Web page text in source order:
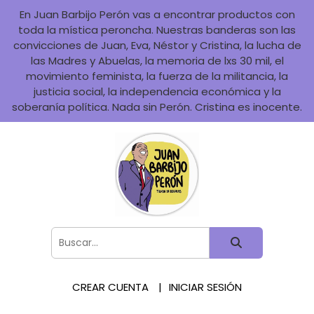
En Juan Barbijo Perón vas a encontrar productos con
toda la mística peroncha. Nuestras banderas son las
convicciones de Juan, Eva, Néstor y Cristina, la lucha de
las Madres y Abuelas, la memoria de lxs 30 mil, el
movimiento feminista, la fuerza de la militancia, la
justicia social, la independencia económica y la
soberanía política. Nada sin Perón. Cristina es inocente.
CREAR CUENTA INICIAR SESIÓN